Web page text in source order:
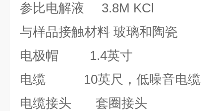
参比电解液 3.8M KCl
与样品接触材料 玻璃和陶瓷
电极帽 1.4英寸
电缆 10英尺，低噪音电缆
电缆接头
套圈接头